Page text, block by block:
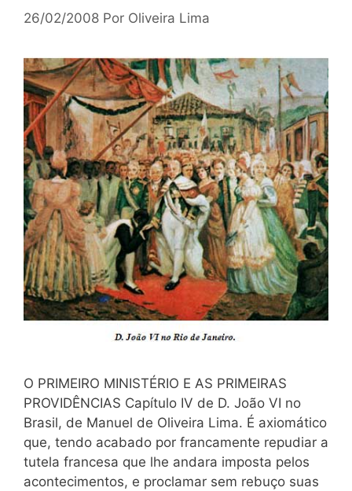
26/02/2008 Por Oliveira Lima
O PRIMEIRO MINISTÉRIO E AS PRIMEIRAS
PROVIDÊNCIAS Capítulo IV de D. João VI no
Brasil, de Manuel de Oliveira Lima. É axiomático
que, tendo acabado por francamente repudiar a
tutela francesa que lhe andara imposta pelos
acontecimentos, e proclamar sem rebuço suas